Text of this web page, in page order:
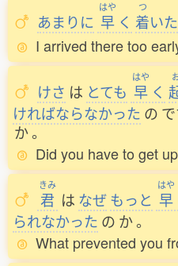
あまりに
はや
早 く
つ
着いた
I arrived there too
けさ は とても
はや
早 く
ければならなかった の
か。
Did you have to get
きみ
君 は なぜもっと
はや
早
られなかった の か。
What prevented you